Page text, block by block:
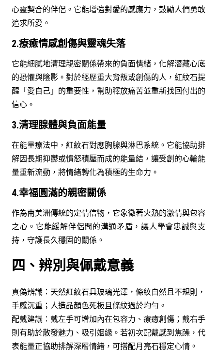
心靈契合的伴侶。它能增強對愛的感應力，鼓勵人們勇敢
追求所愛。
2.療癒情感創傷與靈魂失落
它能細膩地清理親密關係帶來的負面情緒，化解潛藏心底
的恐懼與陰影。對於經歷重大背叛或創傷的人，紅紋石提
醒「愛自己」的重要性，幫助釋放痛苦並重新找回付出的
信心。
3.清理腺體與負面能量
在能量療法中，紅紋石對應胸腺與淋巴系統。它能協助排
解因長期抑鬱或憤怒積壓而成的能量結，讓受創的心輪能
量重新流動，將情緒轉化為積極的生命力。
4.幸福圓滿的親密關係
作為南美洲傳統的定情信物，它象徵著火熱的激情與包容
之心。它能緩解伴侶間的溝通矛盾，讓人學會忠誠與支
持，守護長久穩固的關係。
四、辨別與佩戴意義
真偽辨識：天然紅紋石具玻璃光澤，條紋自然且不規則，
手感沉重；人造品顏色死板且條紋過於均勻。
配戴建議：戴左手可增加內在包容力、療癒創傷；戴右手
則有助於散發魅力、吸引姻緣。若初次配戴感到焦躁，代
表能量正協助排解深層情緒，可搭配月亮石穩定心情。